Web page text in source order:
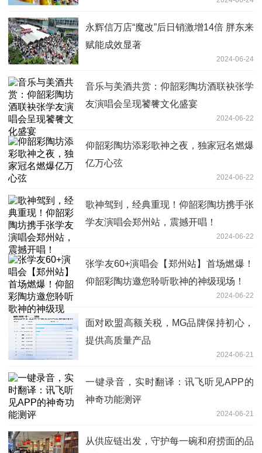
永辉信万店“魔改”后日销激增14倍 胖东来
赋能成效显著
2024-06-24
音乐与美酒共赏：仰韶彩陶坊酒联袂张学
友演唱会呈现饕餮文化盛宴
2024-06-22
仰韶彩陶坊添彩歌神之夜，独家冠名燃爆
亿万心弦
2024-06-22
歌神驾到，经典重现！仰韶彩陶坊携手张
学友演唱会郑州站，震撼开唱！
2024-06-22
张学友60+演唱会【郑州站】首场燃爆！
仰韶彩陶坊邀您聆听歌神的神级现场！
2024-06-22
面对欧盟高额关税，MG品牌保持初心，
提供高质量产品
2024-06-21
一键录音，实时翻译：讯飞听见APP的
神奇功能测评
2024-06-21
从供应链出发，守护每一碗和府捞面的品